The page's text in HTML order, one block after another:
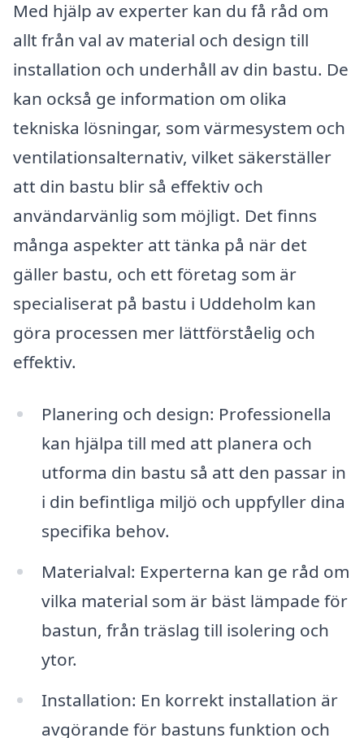
Med hjälp av experter kan du få råd om
allt från val av material och design till
installation och underhåll av din bastu. De
kan också ge information om olika
tekniska lösningar, som värmesystem och
ventilationsalternativ, vilket säkerställer
att din bastu blir så effektiv och
användarvänlig som möjligt. Det finns
många aspekter att tänka på när det
gäller bastu, och ett företag som är
specialiserat på bastu i Uddeholm kan
göra processen mer lättförståelig och
effektiv.
Planering och design: Professionella
kan hjälpa till med att planera och
utforma din bastu så att den passar in
i din befintliga miljö och uppfyller dina
specifika behov.
Materialval: Experterna kan ge råd om
vilka material som är bäst lämpade för
bastun, från träslag till isolering och
ytor.
Installation: En korrekt installation är
avgörande för bastuns funktion och